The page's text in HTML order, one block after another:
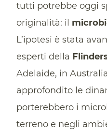
tutti potrebbe oggi
originalità: il
L’ipotesi è stata
esperti della
Adelaide, in
approfondito le
porterebbero i
terreno e negli